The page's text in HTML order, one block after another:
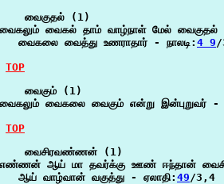
    வைகுதல் (1)
வைகலும் வைகல் தாம் வாழ்நாள் மேல் வைகுதல்
   வைகலை வைத்து உணராதார் - நாலடி:
4 9/
TOP
    வைகும் (1)
வைகலும் வைகலை வைகும் என்று இன்புறுவர் -
TOP
    வைசிரவண்ணன் (1)
எண்ணன் ஆய் மா தவர்க்கு ஊண் ஈந்தான்
   ஆய் வாழ்வான் வகுத்து - ஏலாதி:
49/3,4